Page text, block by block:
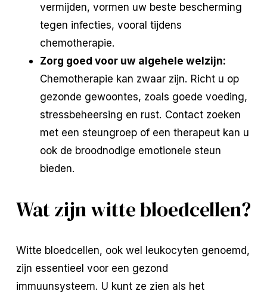
vermijden, vormen uw beste bescherming
tegen infecties, vooral tijdens
chemotherapie.
Zorg goed voor uw algehele welzijn:
Chemotherapie kan zwaar zijn. Richt u op
gezonde gewoontes, zoals goede voeding,
stressbeheersing en rust. Contact zoeken
met een steungroep of een therapeut kan u
ook de broodnodige emotionele steun
bieden.
Wat zijn witte bloedcellen?
Witte bloedcellen, ook wel leukocyten genoemd,
zijn essentieel voor een gezond
immuunsysteem. U kunt ze zien als het